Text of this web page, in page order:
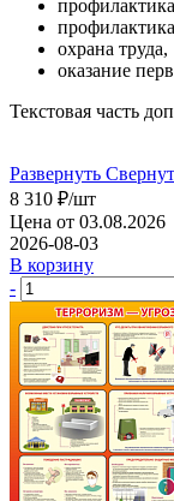
охрана труда,
оказание
Текстовая часть
Развернуть
8 310 ₽/шт
Цена от 03.08.2026
2026-08-03
В корзину
-